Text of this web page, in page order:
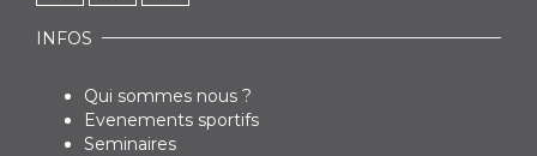
INFOS
Qui sommes nous ?
Evenements sportifs
Seminaires